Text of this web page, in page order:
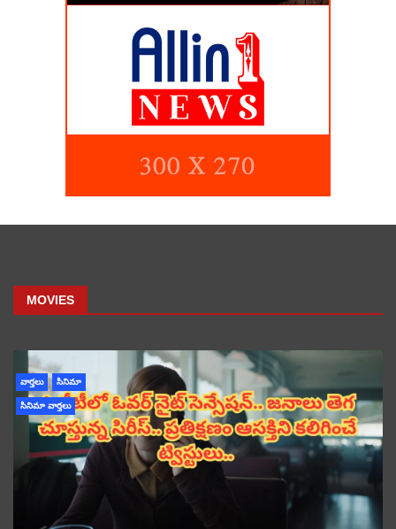
MOVIES
వార్తలు సినిమా
సినిమా వార్తలు